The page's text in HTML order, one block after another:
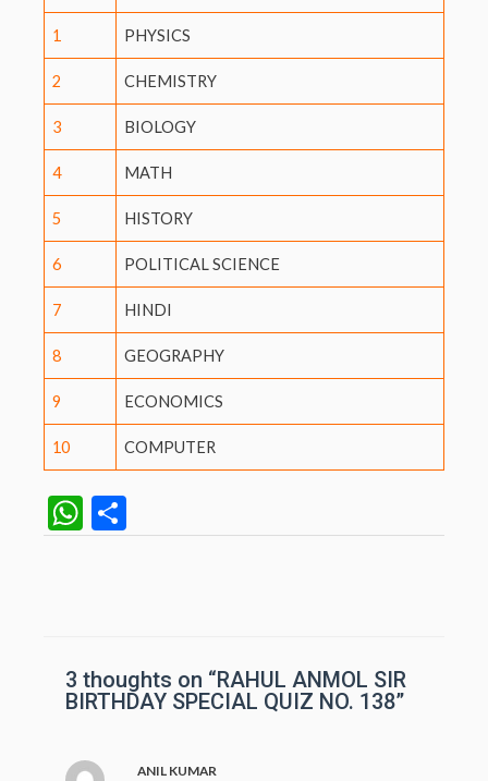
1 PHYSICS
2 CHEMISTRY
3 BIOLOGY
4 MATH
5 HISTORY
6 POLITICAL SCIENCE
7 HINDI
8 GEOGRAPHY
9 ECONOMICS
10 COMPUTER
W
h
p
p
h
3 thoughts on “RAHUL ANMOL SIR
BIRTHDAY SPECIAL QUIZ NO. 138”
ANIL KUMAR